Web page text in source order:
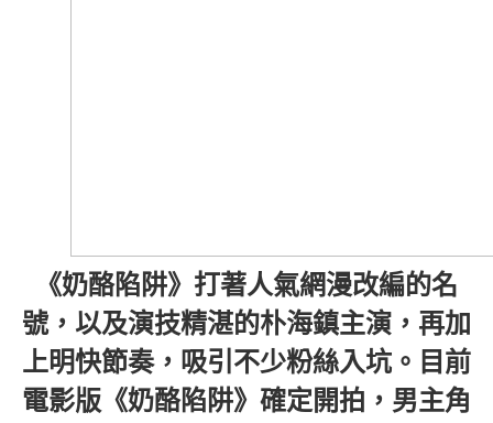
《奶酪陷阱》打著人氣網漫改編的名
號，以及演技精湛的朴海鎮主演，再加
上明快節奏，吸引不少粉絲入坑。目前
電影版《奶酪陷阱》確定開拍，男主角